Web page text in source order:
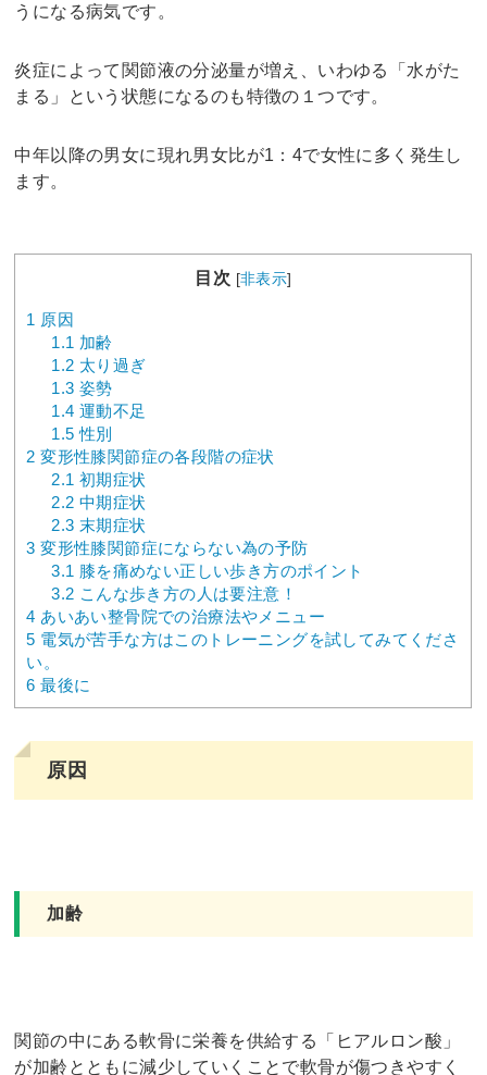
うになる病気です。
炎症によって関節液の分泌量が増え、いわゆる「水がた
まる」という状態になるのも特徴の１つです。
中年以降の男女に現れ男女比が1：4で女性に多く発生し
ます。
目次 [非表示]
1 原因
1.1 加齢
1.2 太り過ぎ
1.3 姿勢
1.4 運動不足
1.5 性別
2 変形性膝関節症の各段階の症状
2.1 初期症状
2.2 中期症状
2.3 末期症状
3 変形性膝関節症にならない為の予防
3.1 膝を痛めない正しい歩き方のポイント
3.2 こんな歩き方の人は要注意！
4 あいあい整骨院での治療法やメニュー
5 電気が苦手な方はこのトレーニングを試してみてくださ
い。
6 最後に
原因
加齢
関節の中にある軟骨に栄養を供給する「ヒアルロン酸」
が加齢とともに減少していくことで軟骨が傷つきやすく